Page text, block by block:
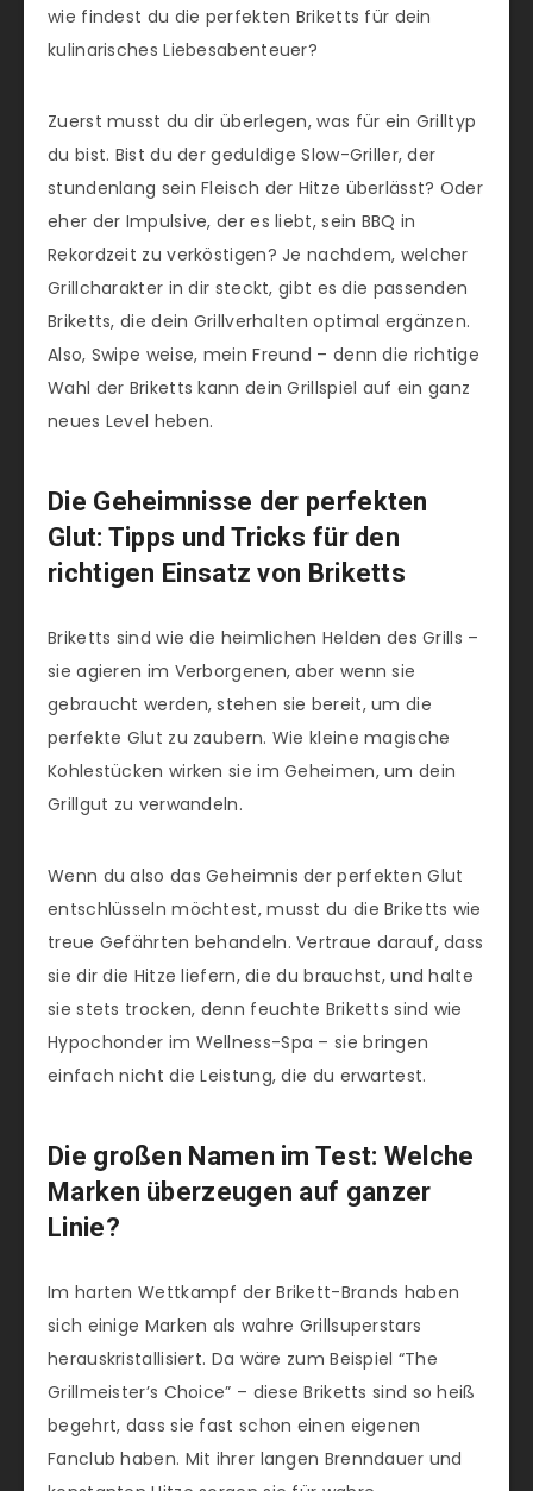
wie findest du die perfekten Briketts für dein
kulinarisches Liebesabenteuer?
Zuerst musst du dir überlegen, was für ein Grilltyp
du bist. Bist du der geduldige Slow-Griller, der
stundenlang sein Fleisch der Hitze überlässt? Oder
eher der Impulsive, der es liebt, sein BBQ in
Rekordzeit zu verköstigen? Je nachdem, welcher
Grillcharakter in dir steckt, gibt es die passenden
Briketts, die dein Grillverhalten optimal ergänzen.
Also, Swipe weise, mein Freund – denn die richtige
Wahl der Briketts kann dein Grillspiel auf ein ganz
neues Level heben.
Die Geheimnisse der perfekten
Glut: Tipps und Tricks für den
richtigen Einsatz von Briketts
Briketts sind wie die heimlichen Helden des Grills –
sie agieren im Verborgenen, aber wenn sie
gebraucht werden, stehen sie bereit, um die
perfekte Glut zu zaubern. Wie kleine magische
Kohlestücken wirken sie im Geheimen, um dein
Grillgut zu verwandeln.
Wenn du also das Geheimnis der perfekten Glut
entschlüsseln möchtest, musst du die Briketts wie
treue Gefährten behandeln. Vertraue darauf, dass
sie dir die Hitze liefern, die du brauchst, und halte
sie stets trocken, denn feuchte Briketts sind wie
Hypochonder im Wellness-Spa – sie bringen
einfach nicht die Leistung, die du erwartest.
Die großen Namen im Test: Welche
Marken überzeugen auf ganzer
Linie?
Im harten Wettkampf der Brikett-Brands haben
sich einige Marken als wahre Grillsuperstars
herauskristallisiert. Da wäre zum Beispiel “The
Grillmeister’s Choice” – diese Briketts sind so heiß
begehrt, dass sie fast schon einen eigenen
Fanclub haben. Mit ihrer langen Brenndauer und